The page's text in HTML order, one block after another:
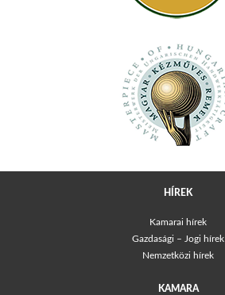
HÍREK
Kamarai hírek
Gazdasági – Jogi hírek
Nemzetközi hírek
KAMARA